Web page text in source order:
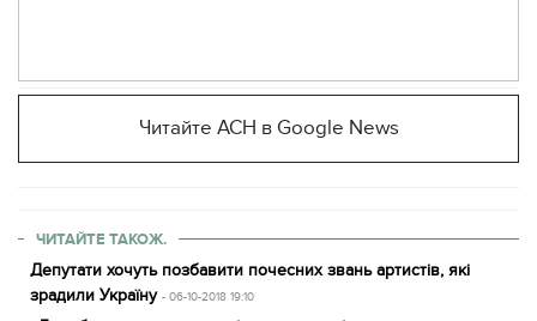
Читайте АСН в Google News
ЧИТАЙТЕ ТАКОЖ.
Депутати хочуть позбавити почесних звань артистів, які
зрадили Україну - 06-10-2018 19:10